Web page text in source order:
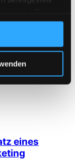
zu unseren
nutzen.
Release
eines